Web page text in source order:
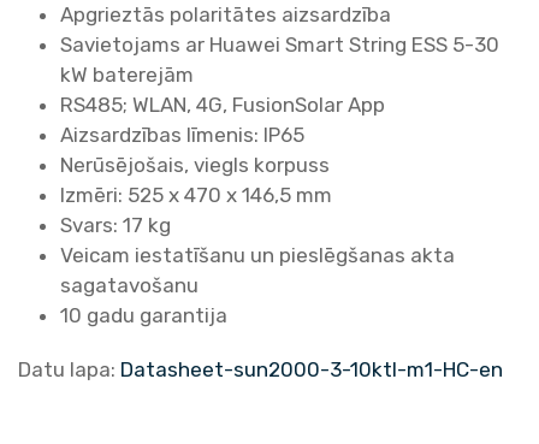
Apgrieztās polaritātes aizsardzība
Savietojams ar Huawei Smart String ESS 5-30
kW baterejām
RS485; WLAN, 4G, FusionSolar App
Aizsardzības līmenis: IP65
Nerūsējošais, viegls korpuss
Izmēri: 525 x 470 x 146,5 mm
Svars: 17 kg
Veicam iestatīšanu un pieslēgšanas akta
sagatavošanu
10 gadu garantija
Datu lapa: Datasheet-sun2000-3-10ktl-m1-HC-en